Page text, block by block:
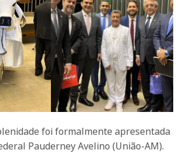
foi formalmente apresentada
Pauderney Avelino (União-AM).